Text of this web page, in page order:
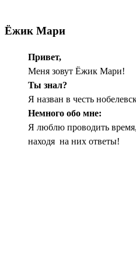
Ёжик Мари
Привет,
Меня зовут Ёжик Мари!
Ты знал?
Я назван в честь
Немного обо мне:
Я люблю проводить
находя на них ответы!